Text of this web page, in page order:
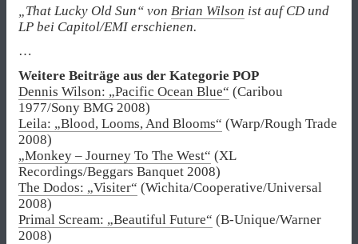
„That Lucky Old Sun“ von Brian Wilson ist auf CD und
LP bei Capitol/EMI erschienen.
…
Weitere Beiträge aus der Kategorie POP
Dennis Wilson: „Pacific Ocean Blue“ (Caribou
1977/Sony BMG 2008)
Leila: „Blood, Looms, And Blooms“ (Warp/Rough Trade
2008)
„Monkey – Journey To The West“ (XL
Recordings/Beggars Banquet 2008)
The Dodos: „Visiter“ (Wichita/Cooperative/Universal
2008)
Primal Scream: „Beautiful Future“ (B-Unique/Warner
2008)